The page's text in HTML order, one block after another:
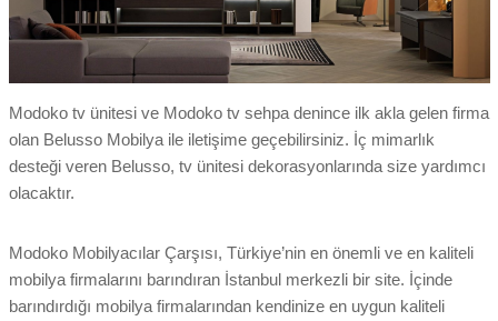
Modoko tv ünitesi ve Modoko tv sehpa denince ilk akla gelen firma
olan Belusso Mobilya ile iletişime geçebilirsiniz. İç mimarlık
desteği veren Belusso, tv ünitesi dekorasyonlarında size yardımcı
olacaktır.
Modoko Mobilyacılar Çarşısı, Türkiye’nin en önemli ve en kaliteli
mobilya firmalarını barındıran İstanbul merkezli bir site. İçinde
barındırdığı mobilya firmalarından kendinize en uygun kaliteli